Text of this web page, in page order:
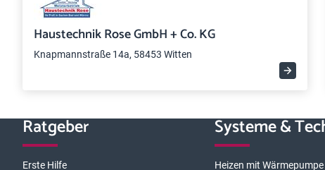
Haustechnik Rose GmbH + Co. KG
Knapmannstraße 14a, 58453 Witten
Ratgeber
Erste Hilfe
Systeme &
Heizen mit Wärmepumpe